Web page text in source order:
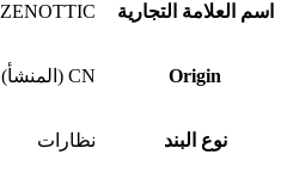
اسم العلامة التجارية ZENOTTIC
Origin CN (المنشأ)
نوع البند نظارات